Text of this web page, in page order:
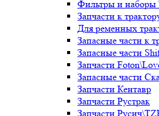
Фильтры и
Запчасти к
Для ременных
Запасные части к
Запасные части
Запчасти
Запасные части
Запчасти Кентавр
Запчасти Рустрак
Запчасти